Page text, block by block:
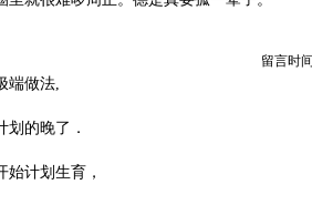
留言时
端做法,
划的晚了．
始计划生育，